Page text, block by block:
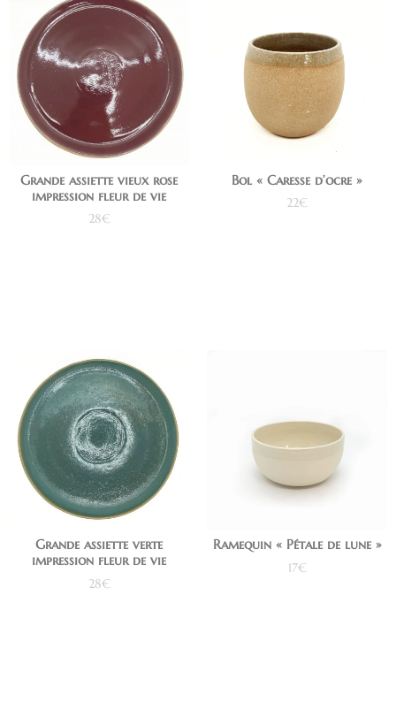
Grande assiette vieux rose
impression fleur de vie
28€
Bol « Caresse d’ocre »
22€
Grande assiette verte
impression fleur de vie
28€
Ramequin « Pétale de lune »
17€